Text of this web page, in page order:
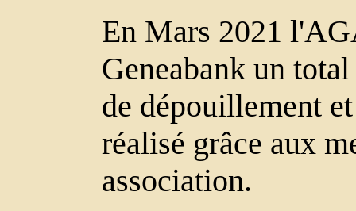
En Mars 2021
Geneabank un
de dépouillement
réalisé grâce aux
association.